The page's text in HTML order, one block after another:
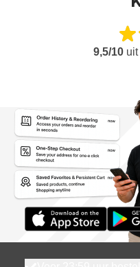
9,5/10uit